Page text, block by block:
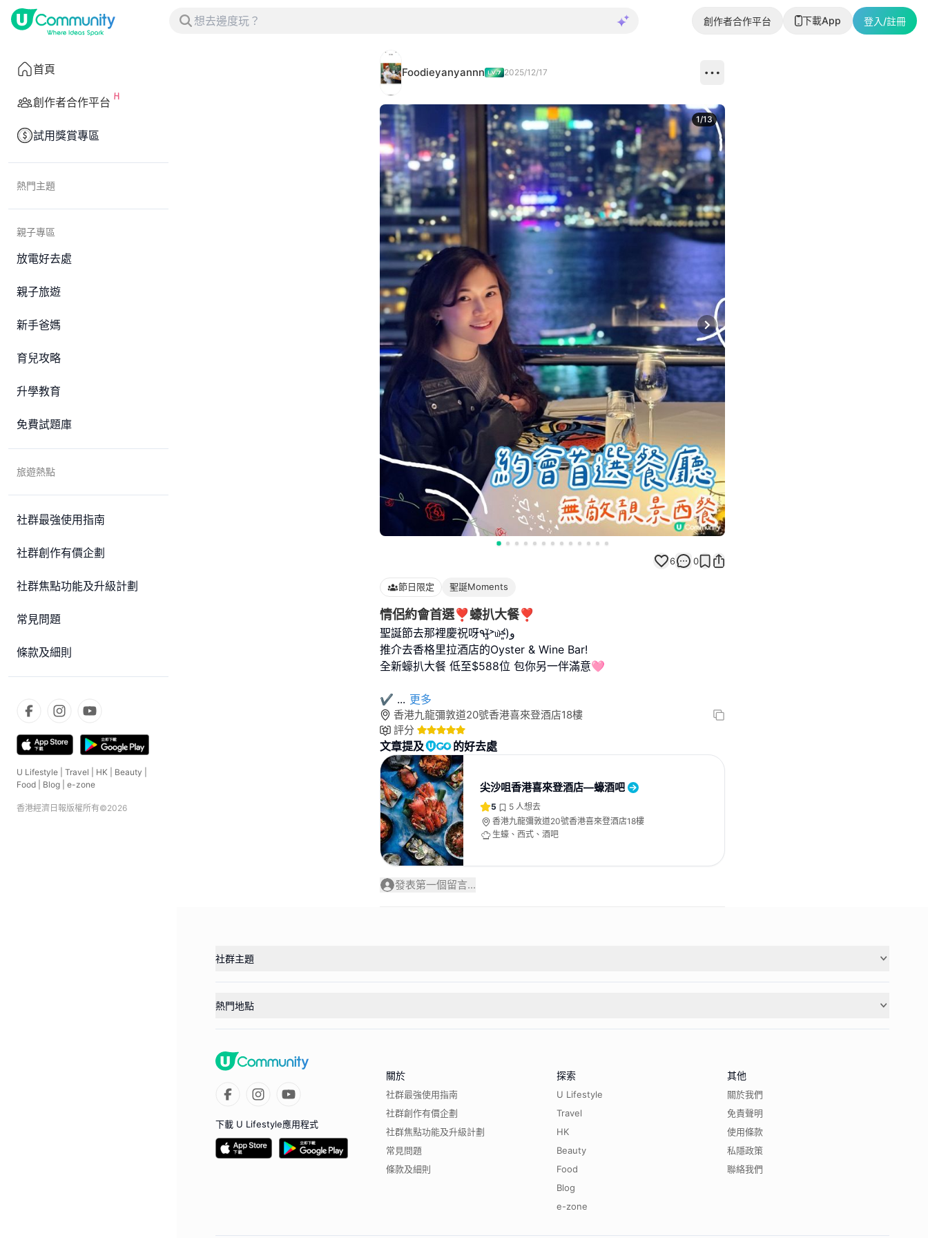
創作者合作平台 下載App 登入/註冊
首頁
創作者合作平台
試用獎賞專區
熱門主題
親子專區
放電好去處
親子旅遊
新手爸媽
育兒攻略
升學教育
免費試題庫
旅遊熱點
社群最強使用指南
社群創作有價企劃
社群焦點功能及升級計劃
常見問題
條款及細則
U Lifestyle Travel HK Beauty
Food
Blog e-zone
香港經濟日報版權所有©2026
Foodieyanyannn 2025/12/17
Next slide
1/13
6 0
節日限定 聖誕Moments
情侶約會首選❣️蠔扒大餐❣️
聖誕節去那裡慶祝呀٩(˃̶͈̀௰˂̶͈́)و
推介去香格里拉酒店的Oyster & Wine Bar!
全新蠔扒大餐 低至$588位 包你另一伴滿意🩷
✔️ ... 更多
香港九龍彌敦道20號香港喜來登酒店18樓
評分
文章提及 的好去處
尖沙咀香港喜來登酒店—蠔酒吧
5 5 人想去
香港九龍彌敦道20號香港喜來登酒店18樓
生蠔、西式、酒吧
發表第一個留言...
社群主題
熱門地點
下載 U Lifestyle應用程式
關於
社群最強使用指南
社群創作有價企劃
社群焦點功能及升級計劃
常見問題
條款及細則
探索
U Lifestyle
Travel
HK
Beauty
Food
Blog
e-zone
其他
關於我們
免責聲明
使用條款
私隱政策
聯絡我們